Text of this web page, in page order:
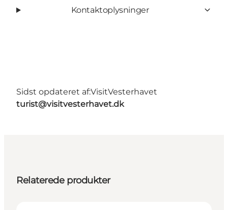
Kontaktoplysninger
Sidst opdateret af:VisitVesterhavet
turist@visitvesterhavet.dk
Relaterede produkter